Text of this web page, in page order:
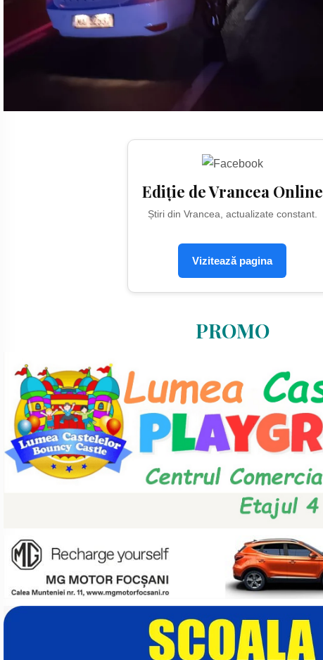
Ediție de Vrancea Online
Știri din Vrancea, actualizate constant.
Vizitează pagina
PROMO